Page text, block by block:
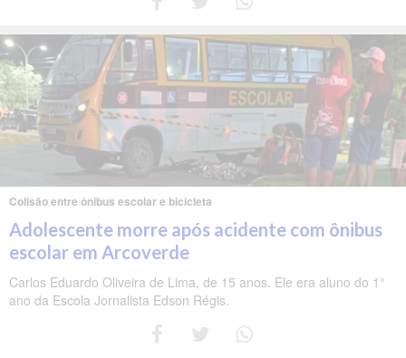
Colisão entre ônibus escolar e bicicleta
Adolescente morre após acidente com ônibus
escolar em Arcoverde
Carlos Eduardo Oliveira de Lima, de 15 anos. Ele era aluno do 1°
ano da Escola Jornalista Edson Régis.